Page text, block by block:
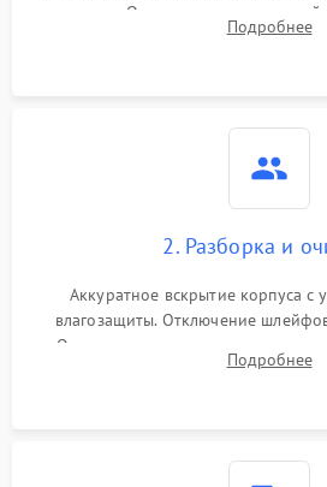
зарядки. Оценка вывода тепловой
проверка базовых функций и
Подробнее
2. Разборка и
Аккуратное вскрытие корпуса с
влагозащиты. Отключение
Очистка внутренних плат от
обработка германиевого объектива
Подробнее